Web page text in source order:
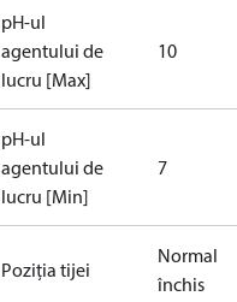
pH-ul
agentului de
lucru [Max]
10
pH-ul
agentului de
lucru [Min]
7
Poziția tijei
Normal
închis